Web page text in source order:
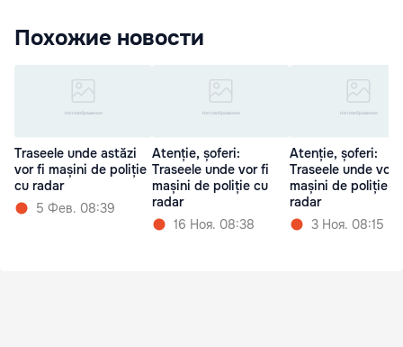
Похожие новости
Traseele unde astăzi
vor fi mașini de poliție
cu radar
5 Фев. 08:39
Atenție, șoferi:
Traseele unde vor fi
mașini de poliție cu
radar
16 Ноя. 08:38
Atenție, șoferi:
Traseele unde vor
mașini de poliție
radar
3 Ноя. 08:15